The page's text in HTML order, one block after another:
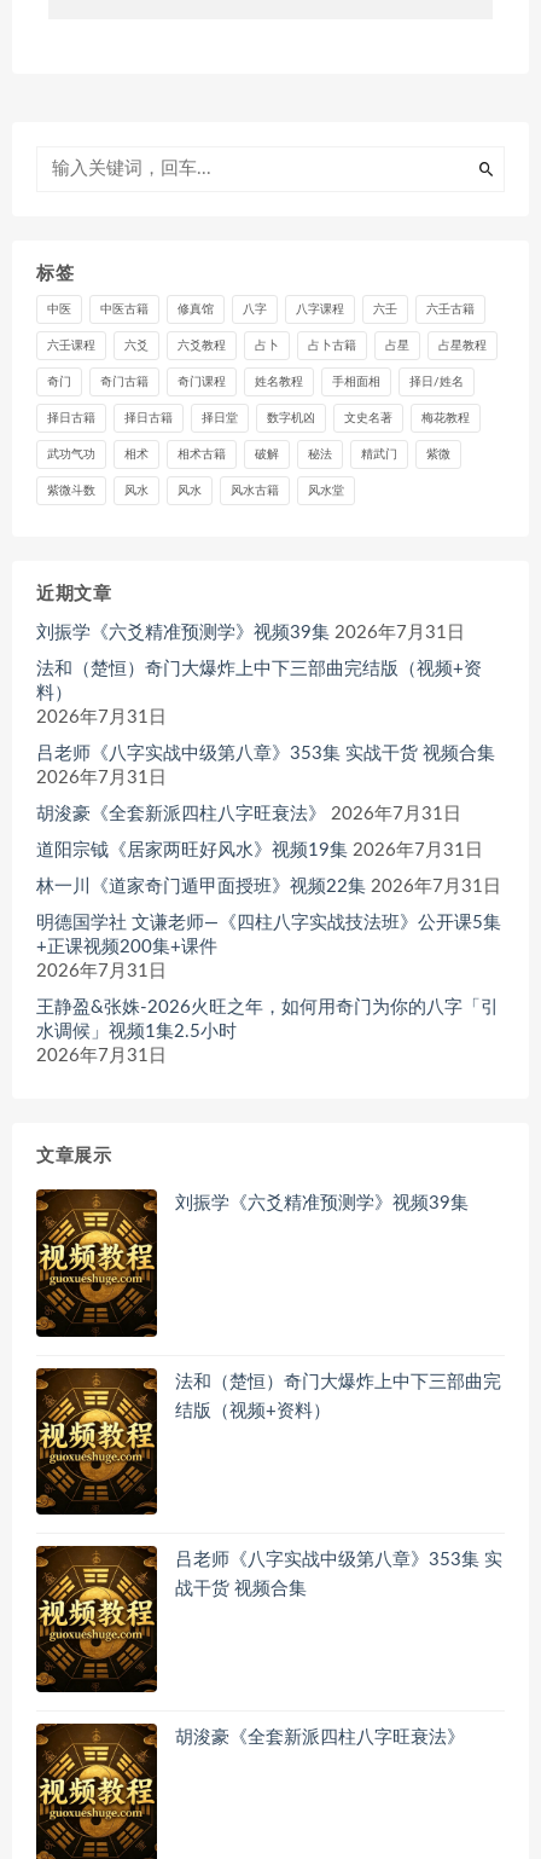
标签
中医 中医古籍 修真馆 八字 八字课程 六壬 六壬古籍
六壬课程 六爻 六爻教程 占卜 占卜古籍 占星 占星教程
奇门 奇门古籍 奇门课程 姓名教程 手相面相 择日/姓名
择日古籍 择日古籍 择日堂 数字机凶 文史名著 梅花教程
武功气功 相术 相术古籍 破解 秘法 精武门 紫微
紫微斗数 风水 风水 风水古籍 风水堂
近期文章
刘振学《六爻精准预测学》视频39集 2026年7月31日
法和（楚恒）奇门大爆炸上中下三部曲完结版（视频+资
料）
2026年7月31日
吕老师《八字实战中级第八章》353集 实战干货 视频合集
2026年7月31日
胡浚豪《全套新派四柱八字旺衰法》
2026年7月31日
道阳宗钺《居家两旺好风水》视频19集 2026年7月31日
林一川《道家奇门遁甲面授班》视频22集 2026年7月31日
明德国学社 文谦老师—《四柱八字实战技法班》公开课5集
+正课视频200集+课件
2026年7月31日
王静盈&张姝-2026火旺之年，如何用奇门为你的八字「引
水调候」视频1集2.5小时
2026年7月31日
文章展示
刘振学《六爻精准预测学》视频39集
法和（楚恒）奇门大爆炸上中下三部曲完
结版（视频+资料）
吕老师《八字实战中级第八章》353集 实
战干货 视频合集
胡浚豪《全套新派四柱八字旺衰法》